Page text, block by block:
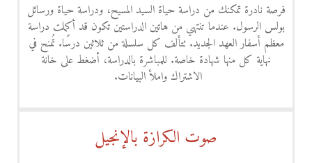
فرصة نادرة تمكنك من دراسة حياة السيد المسيح، ودراسة حياة ورسائل
بولس الرسول. عندما تنتهي من هاتين الدراستين تكون قد أكملت دراسة
معظم أسفار العهد الجديد. تتألف كل سلسلة من ثلاثين درسًا. تُمنح في
نهاية كل منها شهادة خاصة. للمباشرة بالدراسة، أضغط على خانة
الاشتراك واملأ البيانات.
صوت الكرازة بالإنجيل